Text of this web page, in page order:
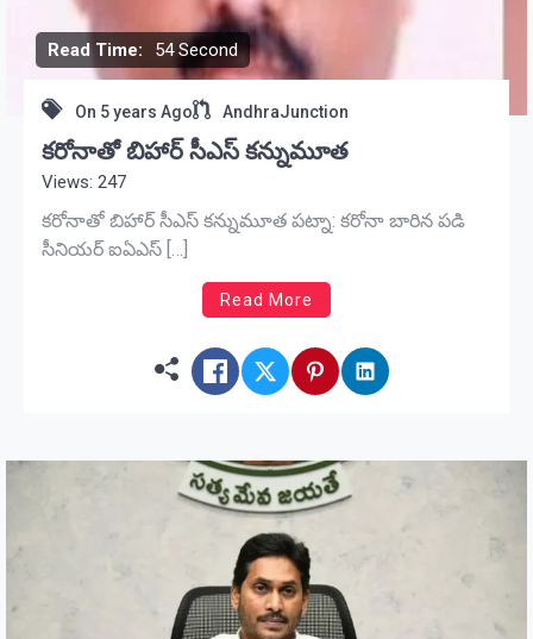
Read Time: 54 Second
On 5 years Ago AndhraJunction
కరోనాతో బిహార్‌ సీఎస్‌ కన్నుమూత
Views: 247
కరోనాతో బిహార్‌ సీఎస్‌ కన్నుమూత పట్నా: కరోనా బారిన పడి
సీనియర్‌ ఐఏఎస్‌ […]
Read More